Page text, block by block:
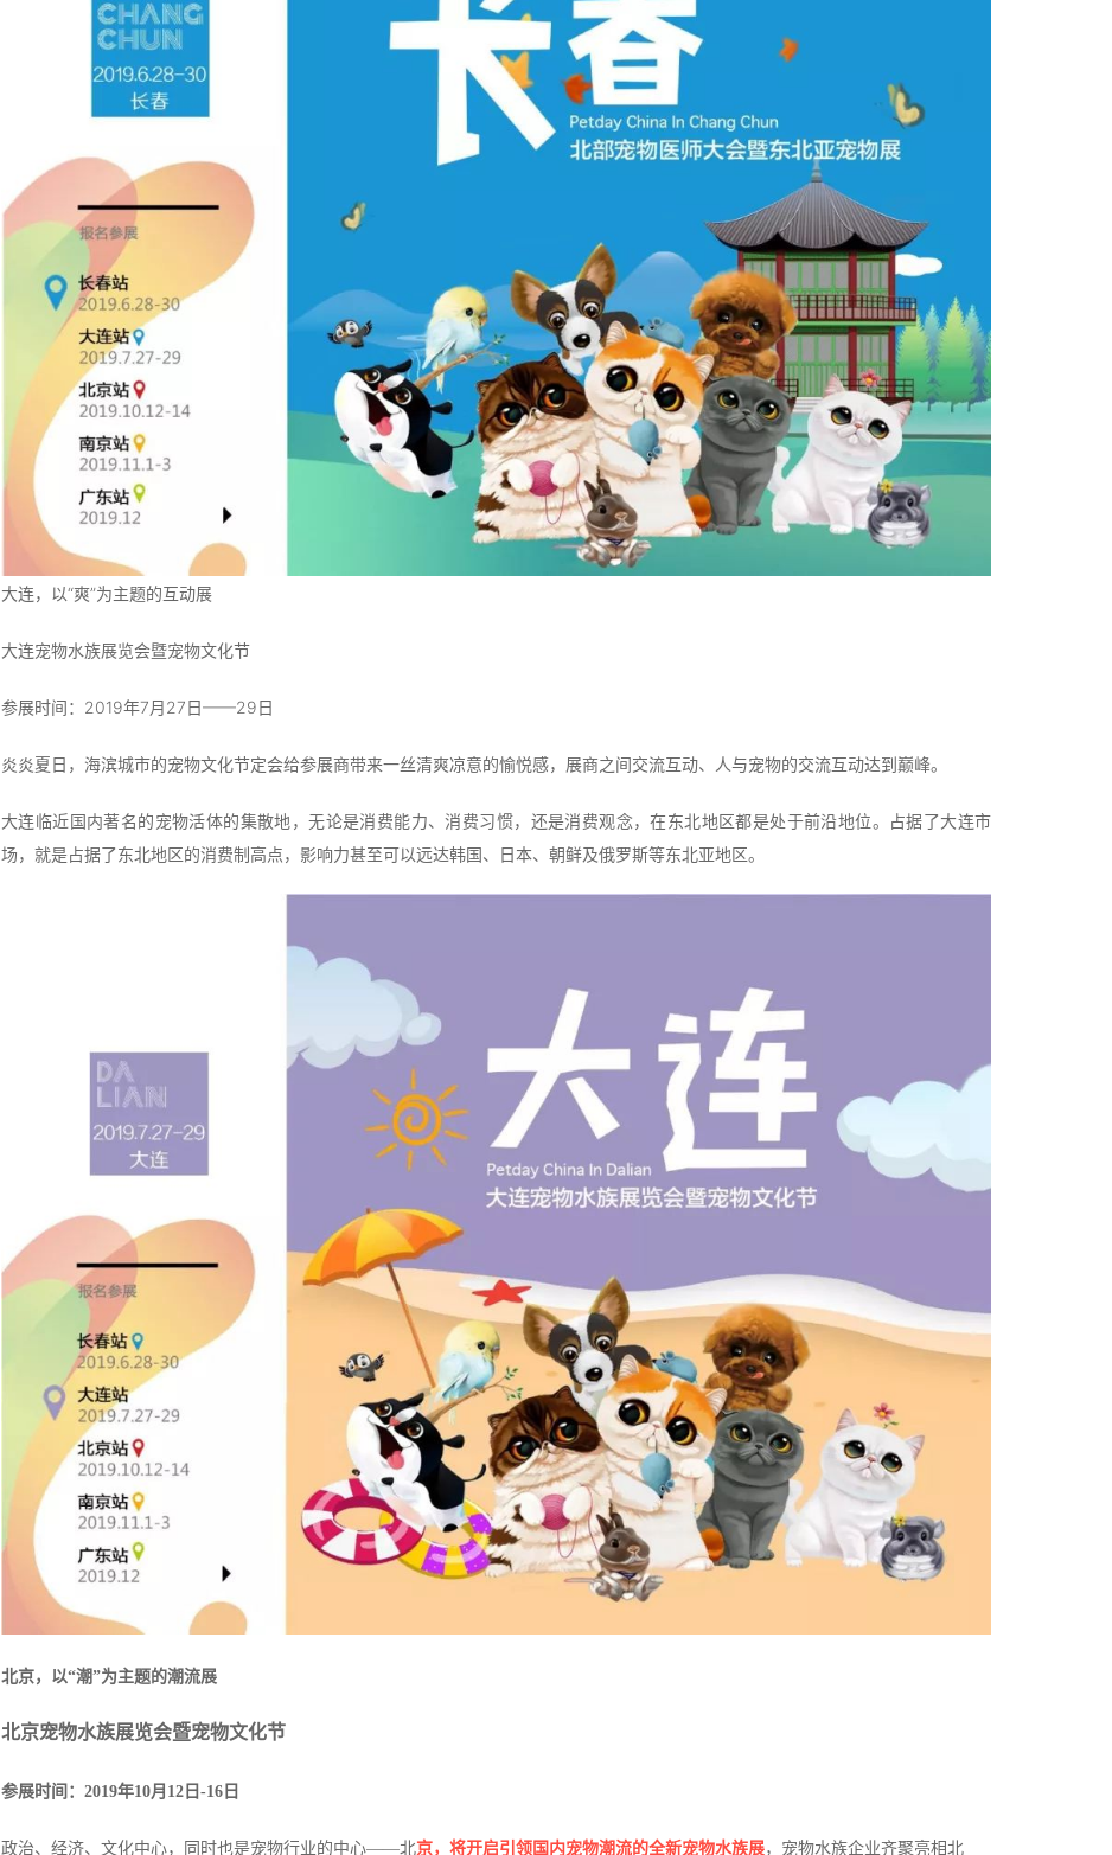
大连，以“爽”为主题的互动展
大连宠物水族展览会暨宠物文化节
参展时间：2019年7月27日——29日
炎炎夏日，海滨城市的宠物文化节定会给参展商带来一丝清爽凉意的愉悦感，展商之间交流互动、人与宠物的交流互动达到巅峰。
大连临近国内著名的宠物活体的集散地，无论是消费能力、消费习惯，还是消费观念，在东北地区都是处于前沿地位。占据了大连市
场，就是占据了东北地区的消费制高点，影响力甚至可以远达韩国、日本、朝鲜及俄罗斯等东北亚地区。
北京，以“潮”为主题的潮流展
北京宠物水族展览会暨宠物文化节
参展时间：2019年10月12日-16日
政治、经济、文化中心，同时也是宠物行业的中心——北京，将开启引领国内宠物潮流的全新宠物水族展，宠物水族企业齐聚亮相北